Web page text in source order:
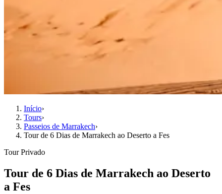
Início›
Tours›
Passeios de Marrakech›
Tour de 6 Dias de Marrakech ao Deserto a Fes
Tour Privado
Tour de 6 Dias de Marrakech ao Deserto
a Fes